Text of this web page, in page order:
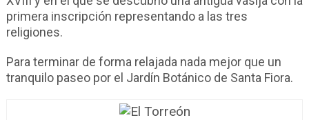
primera inscripción representando a las tres
religiones.
Para terminar de forma relajada nada mejor que un
tranquilo paseo por el Jardín Botánico de Santa Fiora.